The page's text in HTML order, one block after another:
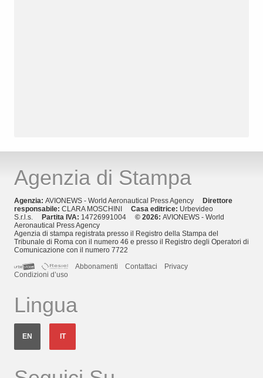
Agenzia di Stampa
Agenzia: AVIONEWS - World Aeronautical Press Agency Direttore
responsabile: CLARA MOSCHINI Casa editrice: Urbevideo
S.r.l.s. Partita IVA: 14726991004 © 2026: AVIONEWS - World
Aeronautical Press Agency
Agenzia di stampa registrata presso il Registro della Stampa del
Tribunale di Roma con il numero 46 e presso il Registro degli Operatori di
Comunicazione con il numero 7722
Abbonamenti
Contattaci
Privacy
Condizioni d’uso
Lingua
EN IT